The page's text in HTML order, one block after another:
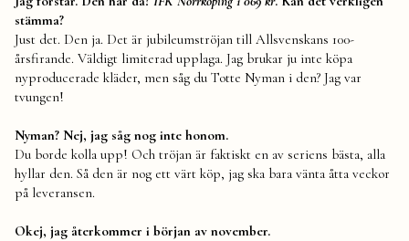
stämma?
Just det. Den ja. Det är jubileumströjan till Allsvenskans 100-
årsfirande. Väldigt limiterad upplaga. Jag brukar ju inte köpa
nyproducerade kläder, men såg du Totte Nyman i den? Jag var
tvungen!
Nyman? Nej, jag såg nog inte honom.
Du borde kolla upp! Och tröjan är faktiskt en av seriens bästa, alla
hyllar den. Så den är nog ett värt köp, jag ska bara vänta åtta veckor
på leveransen.
Okej, jag återkommer i början av november.